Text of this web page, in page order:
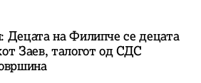
Децата на Филипче се децата
Заев, талогот од СДС